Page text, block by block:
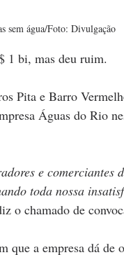
sem água/Foto: Divulgação
1 bi, mas deu ruim.
Pita e Barro
Águas do Rio
e comerciantes
toda nossa
o chamado de
que a empresa dá de